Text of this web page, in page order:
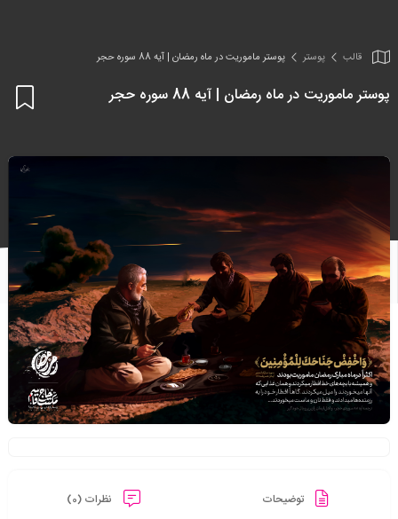
قالب پوستر پوستر ماموریت در ماه رمضان | آیه 88 سوره حجر
پوستر ماموریت در ماه رمضان | آیه 88 سوره حجر
توضیحات نظرات (0)